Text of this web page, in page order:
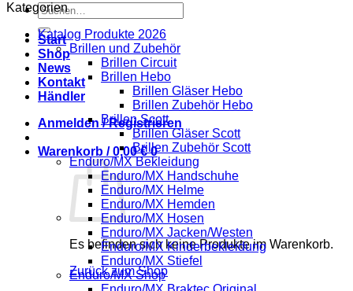
Suchen
nach:
Start
Shop
News
Kontakt
Händler
Anmelden / Registrieren
Warenkorb /0,00€ 0
Es befinden sich keine Produkte im Warenkorb.
Zurück zum Shop
Kategorien
Katalog Produkte 2026
Brillen und Zubehör
Brillen Circuit
Brillen Hebo
Brillen Gläser Hebo
Brillen Zubehör Hebo
Brillen Scott
Brillen Gläser Scott
Brillen Zubehör Scott
Enduro/MX Bekleidung
Enduro/MX Handschuhe
Enduro/MX Helme
Enduro/MX Hemden
Enduro/MX Hosen
Enduro/MX Jacken/Westen
Enduro/MX Kinderbekleidung
Enduro/MX Stiefel
Enduro/MX Shop